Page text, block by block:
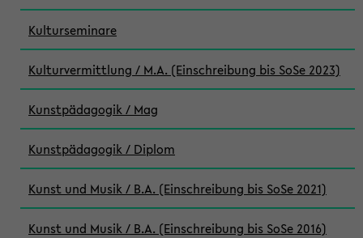
Kulturseminare
Kulturvermittlung / M.A. (Einschreibung bis SoSe 2023)
Kunstpädagogik / Mag
Kunstpädagogik / Diplom
Kunst und Musik / B.A. (Einschreibung bis SoSe 2021)
Kunst und Musik / B.A. (Einschreibung bis SoSe 2016)